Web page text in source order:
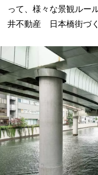
って、様々な景観ルー
井不動産 日本橋街づ